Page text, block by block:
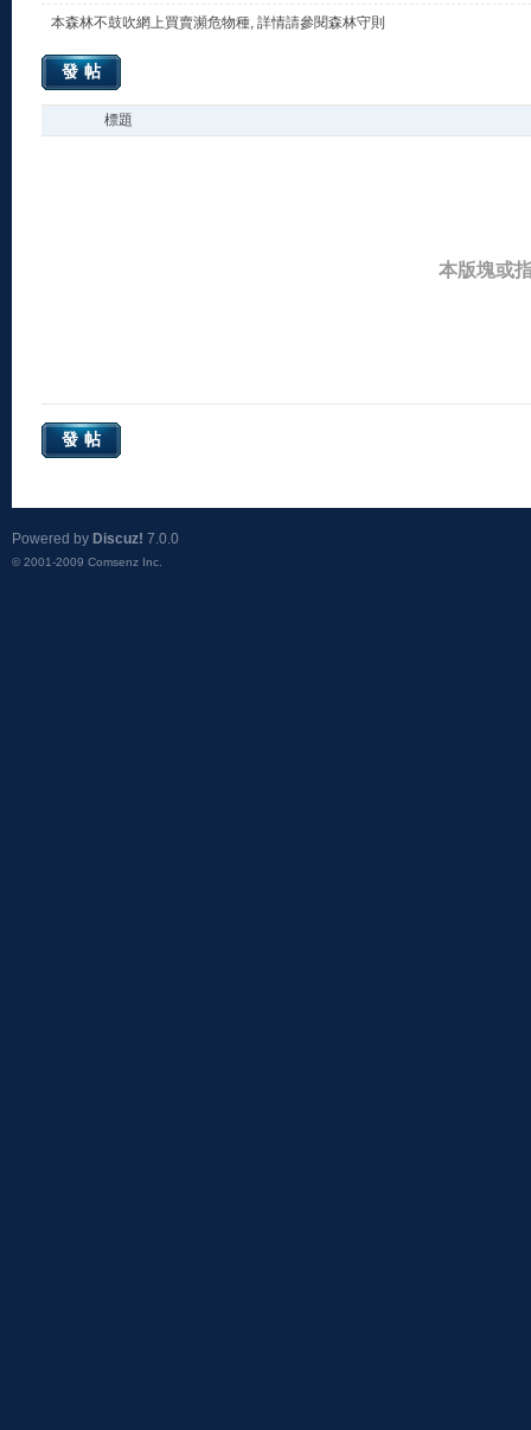
本森林不鼓吹網上買賣瀕危物種, 詳情請參閱森林守則
發帖
標題
本版塊或
發帖
Powered by Discuz! 7.0.0
© 2001-2009 Comsenz Inc.